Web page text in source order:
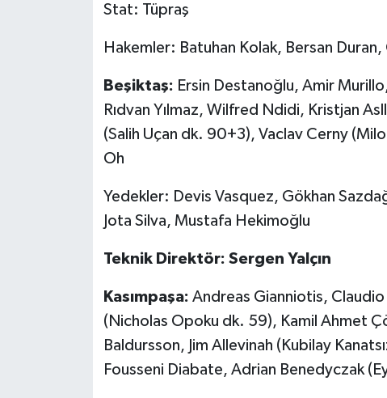
Stat: Tüpraş
Hakemler: Batuhan Kolak, Bersan Duran,
Beşiktaş: Ersin Destanoğlu, Amir
Rıdvan Yılmaz, Wilfred Ndidi, Kristjan
(Salih Uçan dk. 90+3), Vaclav Cerny
Oh
Yedekler: Devis Vasquez, Gökhan
Jota Silva, Mustafa Hekimoğlu
Teknik Direktör: Sergen Yalçın
Kasımpaşa: Andreas Gianniotis,
(Nicholas Opoku dk. 59), Kamil Ahmet
Baldursson, Jim Allevinah (Kubilay
Fousseni Diabate, Adrian Benedyczak